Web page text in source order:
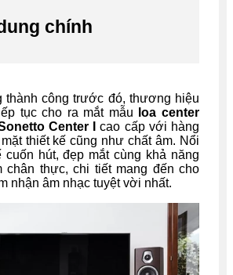
chính
thành công trước đó, thương hiệu
tục cho ra mắt mẫu
loa center
Center I
cao cấp với hàng
thiết kế cũng như chất âm. Nổi
cuốn hút, đẹp mắt cùng khả năng
chân thực, chi tiết mang đến cho
nhận âm nhạc tuyệt vời nhất.